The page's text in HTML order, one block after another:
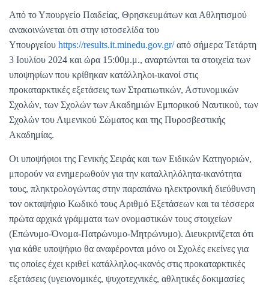
Από το Υπουργείο Παιδείας, Θρησκευμάτων και Αθλητισμού
ανακοινώνεται ότι στην ιστοσελίδα του
Υπουργείου https://results.it.minedu.gov.gr/από σήμερα Τετάρτη
3 Ιουλίου 2024 και ώρα 15:00μ.μ., αναρτώνται τα στοιχεία των
υποψηφίων που κρίθηκαν κατάλληλοι-ικανοί στις
προκαταρκτικές εξετάσεις των Στρατιωτικών, Αστυνομικών
Σχολών, των Σχολών των Ακαδημιών Εμπορικού Ναυτικού, των
Σχολών του Λιμενικού Σώματος και της Πυροσβεστικής
Ακαδημίας.
Οι υποψήφιοι της Γενικής Σειράς και των Ειδικών Κατηγοριών,
μπορούν να ενημερωθούν για την καταλληλόλητα-ικανότητα
τους, πληκτρολογώντας στην παραπάνω ηλεκτρονική διεύθυνση
τον οκταψήφιο Κωδικό τους Αριθμό Εξετάσεων και τα τέσσερα
πρώτα αρχικά γράμματα των ονομαστικών τους στοιχείων
(Επώνυμο-Όνομα-Πατρώνυμο-Μητρώνυμο). Διευκρινίζεται ότι
για κάθε υποψήφιο θα αναφέρονται μόνο οι Σχολές εκείνες για
τις οποίες έχει κριθεί κατάλληλος-ικανός στις προκαταρκτικές
εξετάσεις (υγειονομικές, ψυχοτεχνικές, αθλητικές δοκιμασίες